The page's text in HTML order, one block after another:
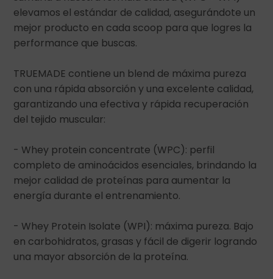
elevamos el estándar de calidad, asegurándote un
mejor producto en cada scoop para que logres la
performance que buscas.
TRUEMADE contiene un blend de máxima pureza
con una rápida absorción y una excelente calidad,
garantizando una efectiva y rápida recuperación
del tejido muscular:
- Whey protein concentrate (WPC): perfil
completo de aminoácidos esenciales, brindando la
mejor calidad de proteínas para aumentar la
energía durante el entrenamiento.
- Whey Protein Isolate (WPI): máxima pureza. Bajo
en carbohidratos, grasas y fácil de digerir logrando
una mayor absorción de la proteína.